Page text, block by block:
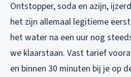
Ontstopper, soda en azijn,
het zijn allemaal legitieme
het water na een uur nog
we klaarstaan. Vast tarief
en binnen 30 minuten bij je op